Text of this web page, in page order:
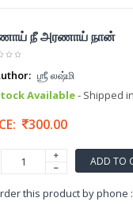
நீ அரணாய் நான்
ஶ்ரீ லஷ்மி
Available- Shipped
300.00
ADD TO
this product by phone :